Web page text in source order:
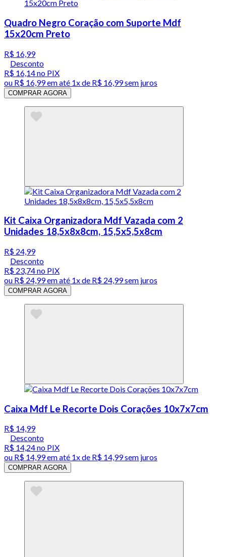
Quadro Negro Coração com Suporte Mdf
15x20cm Preto
R$ 16,99
Desconto
R$ 16,14no PIX
ou R$ 16,99em até 1x de R$ 16,99sem juros
COMPRAR AGORA
Kit Caixa Organizadora Mdf Vazada com 2
Unidades 18,5x8x8cm, 15,5x5,5x8cm
R$ 24,99
Desconto
R$ 23,74no PIX
ou R$ 24,99em até 1x de R$ 24,99sem juros
COMPRAR AGORA
Caixa Mdf Le Recorte Dois Corações 10x7x7cm
R$ 14,99
Desconto
R$ 14,24no PIX
ou R$ 14,99em até 1x de R$ 14,99sem juros
COMPRAR AGORA